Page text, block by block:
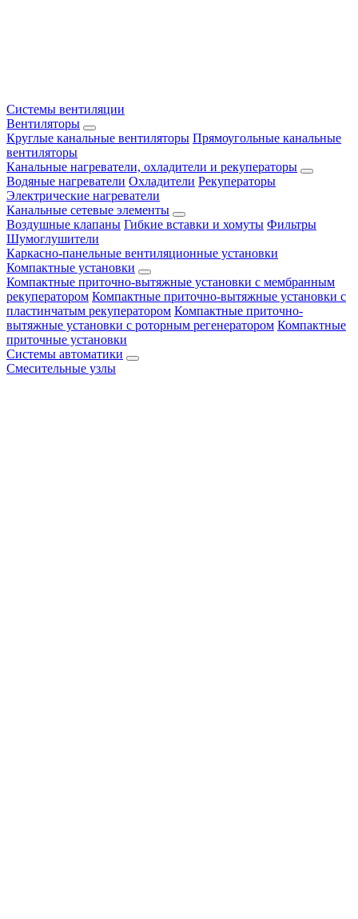
Системы вентиляции
Вентиляторы
Круглые канальные вентиляторы Прямоугольные канальные
вентиляторы
Канальные нагреватели, охладители и рекуператоры
Водяные нагреватели Охладители Рекуператоры
Электрические нагреватели
Канальные сетевые элементы
Воздушные клапаны Гибкие вставки и хомуты Фильтры
Шумоглушители
Каркасно-панельные вентиляционные установки
Компактные установки
Компактные приточно-вытяжные установки с мембранным
рекуператором Компактные приточно-вытяжные установки с
пластинчатым рекуператором Компактные приточно-
вытяжные установки с роторным регенератором Компактные
приточные установки
Системы автоматики
Смесительные узлы